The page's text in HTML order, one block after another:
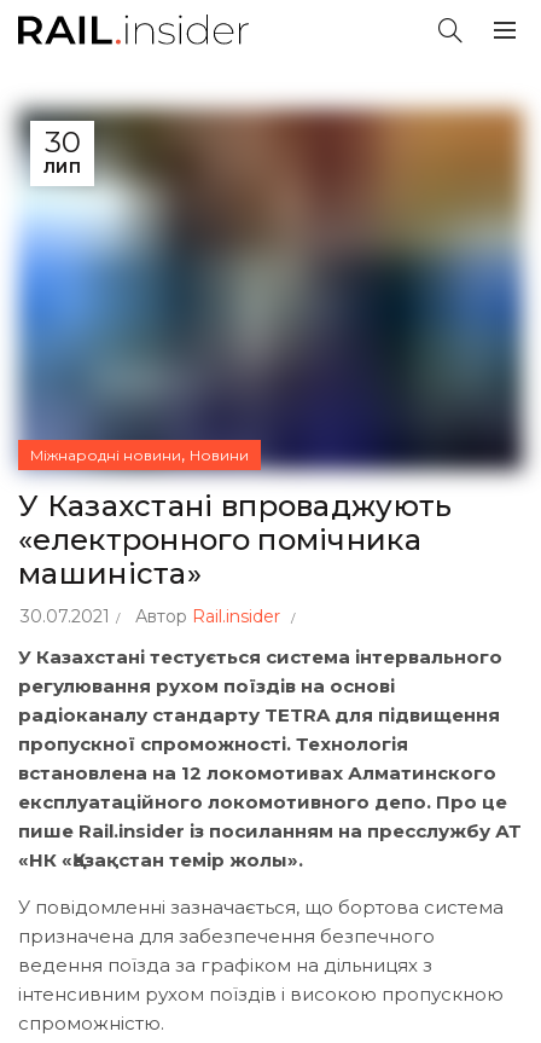
30
ЛИП
Міжнародні новини, Новини
У Казахстані впроваджують
«електронного помічника
машиніста»
30.07.2021 Автор Rail.insider
У Казахстані тестується система інтервального
регулювання рухом поїздів на основі
радіоканалу стандарту TETRA для підвищення
пропускної спроможності. Технологія
встановлена на 12 локомотивах Алматинского
експлуатаційного локомотивного депо. Про це
пише Rail.insider із посиланням на пресслужбу АТ
«НК «Қазақстан темір жолы».
У повідомленні зазначається, що бортова система
призначена для забезпечення безпечного
ведення поїзда за графіком на дільницях з
інтенсивним рухом поїздів і високою пропускною
спроможністю.